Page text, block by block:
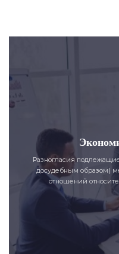
Разногласия
досудебным образом)
отношений